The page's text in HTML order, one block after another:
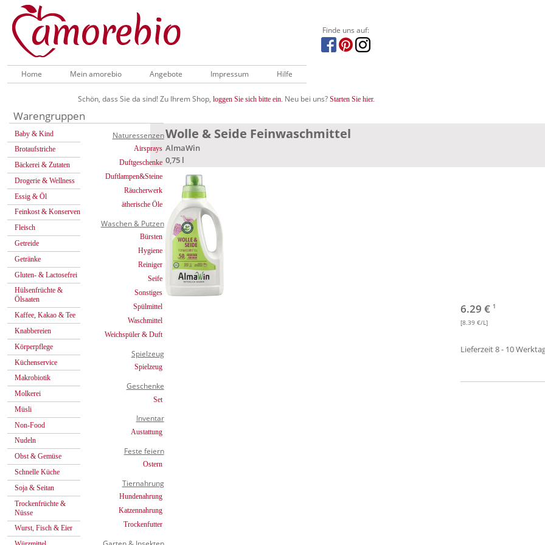
Finde uns auf:
Home Mein amorebio Angebote Impressum Hilfe
Schön, dass Sie da sind! Zu Ihrem Shop, loggen Sie sich bitte ein. Neu bei uns? Starten Sie hier.
Warengruppen
Baby & Kind
Brotaufstriche
Bäckerei & Zutaten
Drogerie & Wellness
Essig & Öl
Feinkost & Konserven
Fleisch
Getreide
Getränke
Gluten- & Lactosefrei
Hülsenfrüchte &
Ölsaaten
Kaffee, Kakao & Tee
Knabbereien
Körperpflege
Küchenservice
Makrobiotik
Molkerei
Müsli
Non-Food
Nudeln
Obst & Gemüse
Schnelle Küche
Soja & Seitan
Trockenfrüchte &
Nüsse
Wurst, Fisch & Eier
Naturessenzen
Airsprays
Duftgeschenke
Duftlampen&Steine
Räucherwerk
ätherische Öle
Waschen & Putzen
Bürsten
Hygiene
Reiniger
Seife
Sonstiges
Spülmittel
Waschmittel
Weichspüler & Duft
Spielzeug
Spielzeug
Geschenke
Set
Inventar
Austattung
Feste feiern
Ostern
Tiernahrung
Hundenahrung
Katzennahrung
Trockenfutter
Wolle & Seide Feinwaschmittel
AlmaWin
0,75 l
6.29 € 1
[8.39 €/L]
Lieferzeit 8 - 10